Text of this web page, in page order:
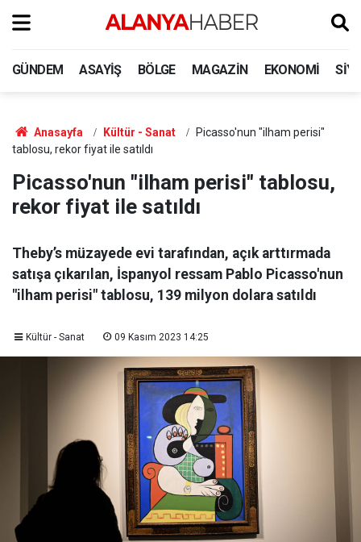
GÜNDEM ASAYIŞ BÖLGE MAGAZIN EKONOMI
Anasayfa Kültür - Sanat
Picasso'nun "ilham perisi"
tablosu, rekor fiyat ile satıldı
Picasso'nun "ilham perisi" tablosu,
rekor fiyat ile satıldı
Theby’s müzayede evi tarafından, açık arttırmada
satışa çıkarılan, İspanyol ressam Pablo Picasso'nun
"ilham perisi" tablosu, 139 milyon dolara satıldı
Kültür - Sanat 09 Kasım 2023 14:25